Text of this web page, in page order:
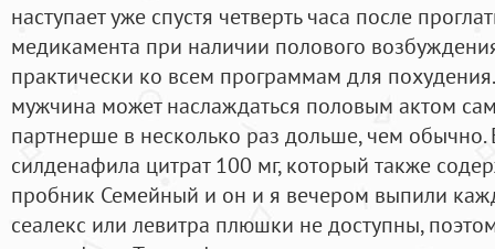
наступает уже спустя четверть часа после
медикамента при наличии полового
практически ко всем программам для
мужчина может наслаждаться половым актом
партнерше в несколько раз дольше, чем обычно.
силденафила цитрат 100 мг, который также
пробник Семейный и он и я вечером выпили
сеалекс или левитра плюшки не доступны,